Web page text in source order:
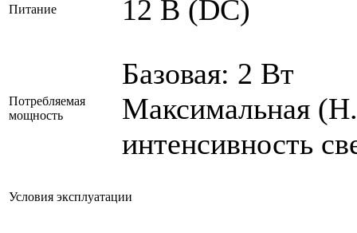
Питание 12 В (DC)
Потребляемая
мощность
Базовая: 2 Вт
Максимальная
интенсивность
Условия эксплуатации